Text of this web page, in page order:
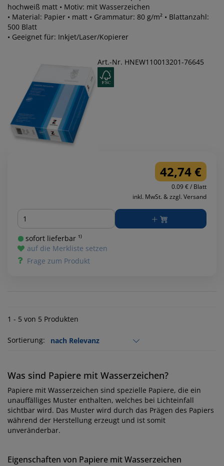
hochweiß matt • Motiv: mit Wasserzeichen
• Material: Papier • matt • Grammatur: 80 g/m² • Blattanzahl:
500 Blatt
• Geeignet für: Inkjet/Laser/Kopierer
Art.-Nr. HNEW110013201-76645
42,74 €
0.09 € / Blatt
inkl. MwSt. & zzgl. Versand
Menge
sofort lieferbar ¹⁾
auf die Merkliste setzen
Frage zum Produkt
1 - 5 von 5 Produkten
Sortierung:
Was sind Papiere mit Wasserzeichen?
Papiere mit Wasserzeichen sind spezielle Papiere, die ein
unauffälliges Muster enthalten, welches bei Lichteinfall
sichtbar wird. Das Muster wird durch das Prägen des Papiers
während der Herstellung erzeugt und ist somit
unveränderbar.
Eigenschaften von Papiere mit Wasserzeichen